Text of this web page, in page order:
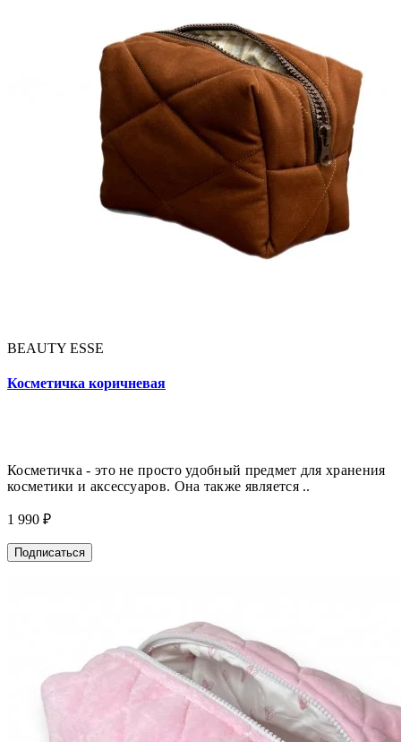
BEAUTY ESSE
Косметичка коричневая
Косметичка - это не просто удобный предмет для хранения
косметики и аксессуаров. Она также является ..
1 990 ₽
Подписаться